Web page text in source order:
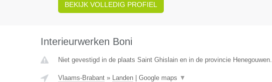
BEKIJK VOLLEDIG PROFIEL
Interieurwerken Boni
Niet gevestigd in de plaats Saint Ghislain en in de provincie Henegouwen.
Vlaams-Brabant» Landen| Google maps ▼